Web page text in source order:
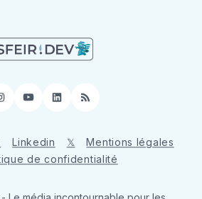
YouTubeLinkedIn
RSS
Linkedin 𝕏
Mentions légales
de confidentialité